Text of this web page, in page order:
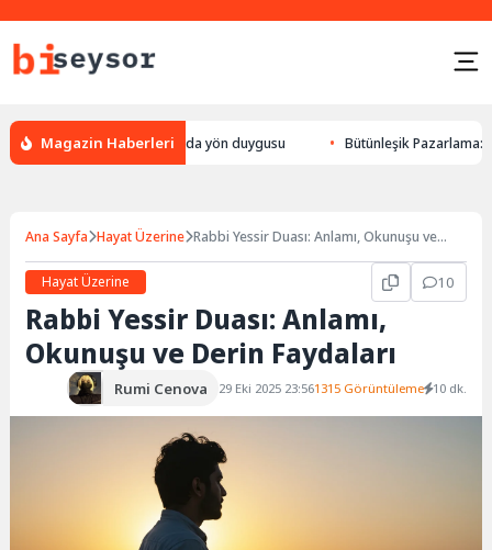
Magazin Haberleri
hayvanlarda yön duygusu Bütünleşik Pazarlama: Markalarla
Ana Sayfa Hayat Üzerine Rabbi Yessir Duası: Anlamı, Okunuşu ve
Hayat Üzerine
10
Rabbi Yessir Duası: Anlamı,
Okunuşu ve Derin Faydaları
Rumi Cenova 29 Eki 2025 23:561315 Görüntüleme 10 dk.